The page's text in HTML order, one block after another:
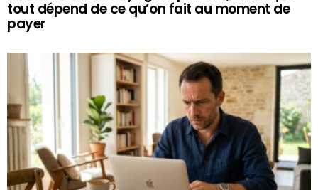
tout dépend de ce qu’on fait au moment de
payer